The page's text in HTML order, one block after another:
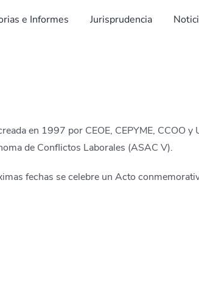
e Informes Jurisprudencia
en 1997 por CEOE, CEPYME, CCOO y
de Conflictos Laborales (ASAC V).
fechas se celebre un Acto